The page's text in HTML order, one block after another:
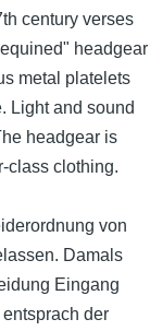
century verses
headgear
metal platelets
Light and sound
headgear is
class clothing.
von
Damals
Eingang
der